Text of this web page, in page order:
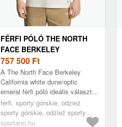
FÉRFI PÓLÓ THE NORTH
FACE BERKELEY
CALIFORNIA WHITE
DUNE/OPTIC EMERAL
(BERKELEY CALIFORNIA
NF0A87U5Y1O1)
757 500 Ft
A The North Face Berkeley
California white dune/optic
emeral férfi póló ideális választás
azok számára, akik kényelmes
és stílusos mindennapi pólót...
férfi, sporty górskie, odzież
sporty górskie, odzież sporty
górskie koszulka, fehér
sportano.hu